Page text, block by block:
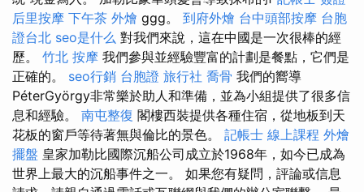
后里按摩 下午茶 外燴 ggg。 到府外燴 台中頭部按摩 台胞
證台北 seo是什么 對我們來說，這在中國是一次很棒的經
歷。 竹北 按摩 我們參與並經驗豐富的計劃是餐點，它們是
正確的。 seo行銷 台胞證 旅行社 喬骨 我們的嚮導
PéterGyörgy非常樂於助人和準備，並為小組提供了很多信
息和經驗。 南屯整復 閣樓西裝提供各種住宿，從地板到天
花板的窗戶等待著無與倫比的景色。 記帳士 線上課程 外燴
擺盤 皇家加勒比國際沉船公司成立於1968年，如今已成為
世界上最大的沉船事件之一。 如果您有疑問，評論或信息